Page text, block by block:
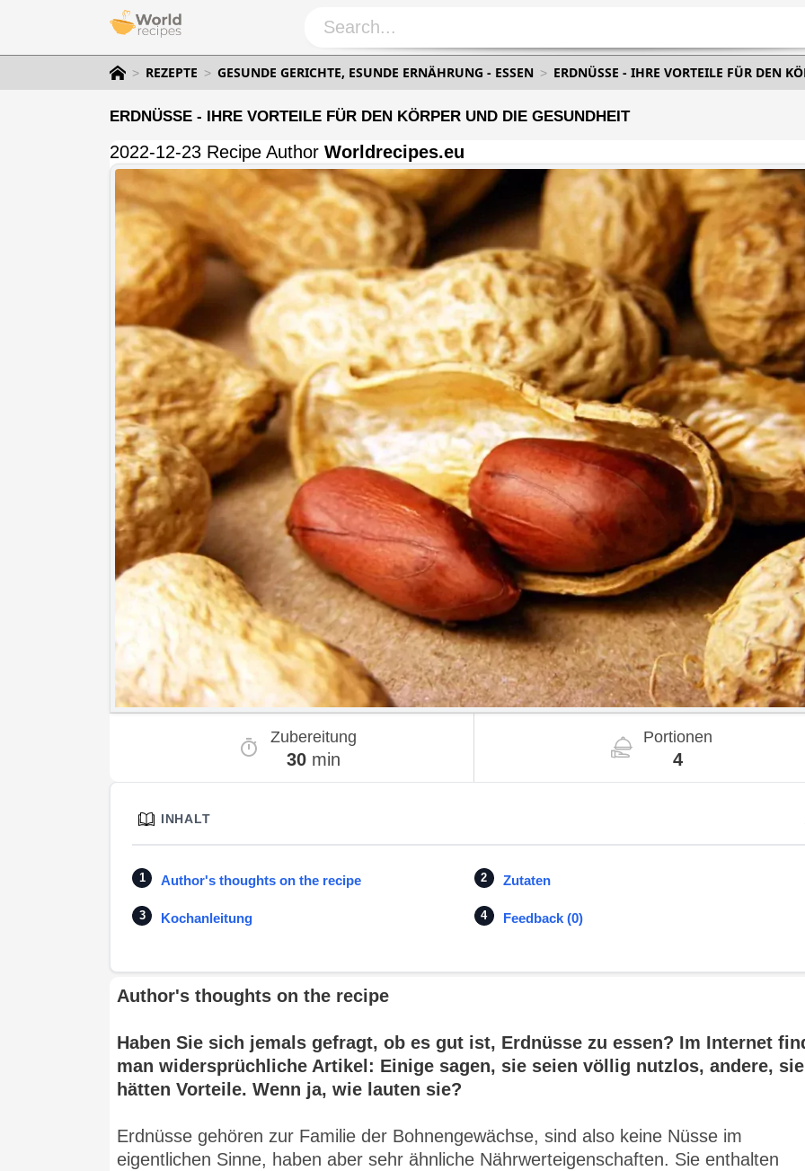
REZEPTE GESUNDE GERICHTE, ESUNDE ERNÄHRUNG - ESSEN ERDNÜSSE - IHRE VORTEILE FÜR DEN
ERDNÜSSE - IHRE VORTEILE FÜR DEN KÖRPER UND DIE GESUNDHEIT
2022-12-23 Recipe Author Worldrecipes.eu
Zubereitung
30min
Portionen
4
INHALT
Author's thoughts on the recipe Zutaten
Kochanleitung Feedback (0)
Author's thoughts on the recipe
Haben Sie sich jemals gefragt, ob es gut ist, Erdnüsse zu essen? Im Internet
man widersprüchliche Artikel: Einige sagen, sie seien völlig nutzlos, andere, sie
hätten Vorteile. Wenn ja, wie lauten sie?
Erdnüsse gehören zur Familie der Bohnengewächse, sind also keine Nüsse im
eigentlichen Sinne, haben aber sehr ähnliche Nährwerteigenschaften. Sie enthalten